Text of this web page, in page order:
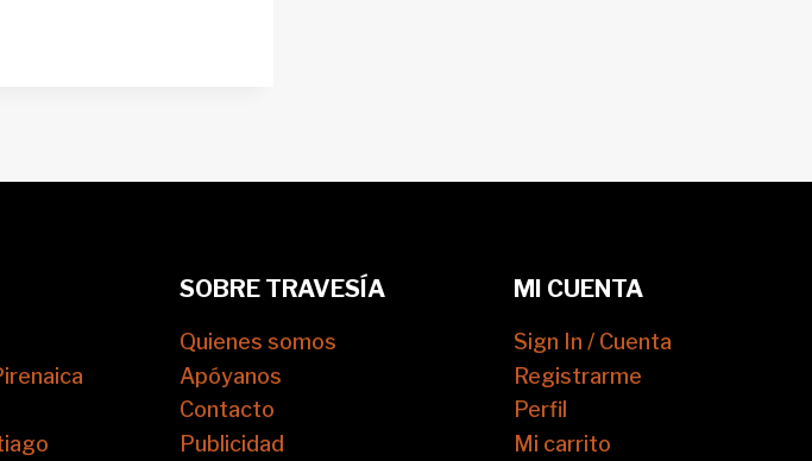
SOBRE TRAVESÍA
Quienes somos
Apóyanos
Contacto
Publicidad
MI CUENTA
Sign In / Cuenta
Registrarme
Perfil
Mi carrito